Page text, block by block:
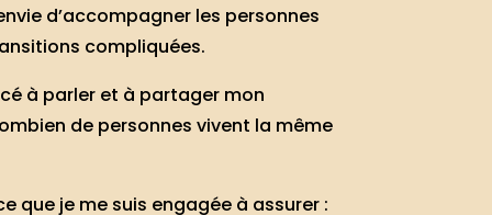
d’accompagner les personnes
compliquées.
à parler et à partager mon
de personnes vivent la même
que je me suis engagée à assurer :